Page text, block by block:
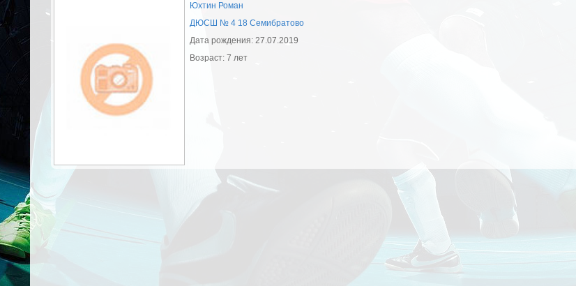
Юхтин Роман
ДЮСШ № 4 18 Семибратово
Дата рождения: 27.07.2019
Возраст: 7 лет